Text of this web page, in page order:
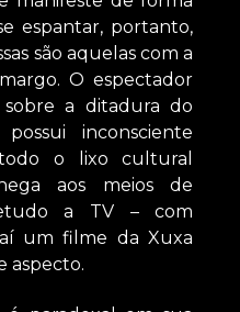
espantar, portanto,
são aquelas com a
O espectador
a ditadura do
inconsciente
o lixo cultural
aos meios de
a TV – com
um filme da Xuxa
aspecto.